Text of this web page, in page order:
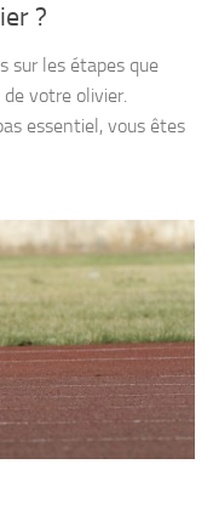
?
sur les étapes que
votre olivier.
essentiel, vous êtes